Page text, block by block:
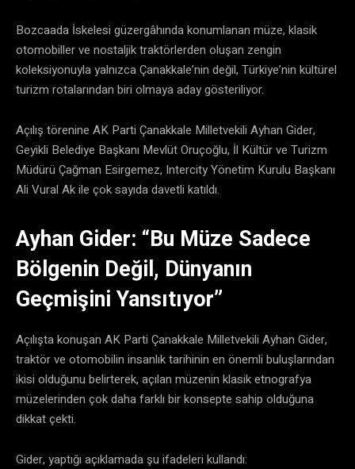
Bozcaada İskelesi güzergâhında konumlanan müze, klasik
otomobiller ve nostaljik traktörlerden oluşan zengin
koleksiyonuyla yalnızca Çanakkale’nin değil, Türkiye’nin kültürel
turizm rotalarından biri olmaya aday gösteriliyor.
Açılış törenine AK Parti Çanakkale Milletvekili Ayhan Gider,
Geyikli Belediye Başkanı Mevlüt Oruçoğlu, İl Kültür ve Turizm
Müdürü Çağman Esirgemez, Intercity Yönetim Kurulu Başkanı
Ali Vural Ak ile çok sayıda davetli katıldı.
Ayhan Gider: “Bu Müze Sadece
Bölgenin Değil, Dünyanın
Geçmişini Yansıtıyor”
Açılışta konuşan AK Parti Çanakkale Milletvekili Ayhan Gider,
traktör ve otomobilin insanlık tarihinin en önemli buluşlarından
ikisi olduğunu belirterek, açılan müzenin klasik etnografya
müzelerinden çok daha farklı bir konsepte sahip olduğuna
dikkat çekti.
Gider, yaptığı açıklamada şu ifadeleri kullandı: